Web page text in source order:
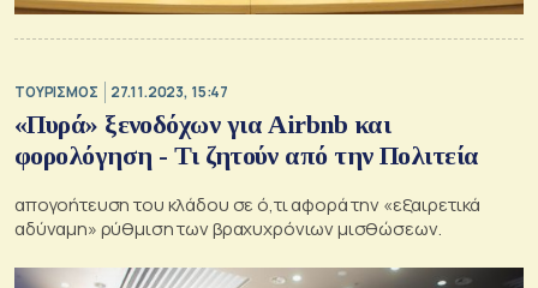
ΤΟΥΡΙΣΜΟΣ 27.11.2023, 15:47
«Πυρά» ξενοδόχων για Αirbnb και
φορολόγηση - Τι ζητούν από την Πολιτεία
απογοήτευση του κλάδου σε ό,τι αφορά την «εξαιρετικά
αδύναμη» ρύθμιση των βραχυχρόνιων μισθώσεων.